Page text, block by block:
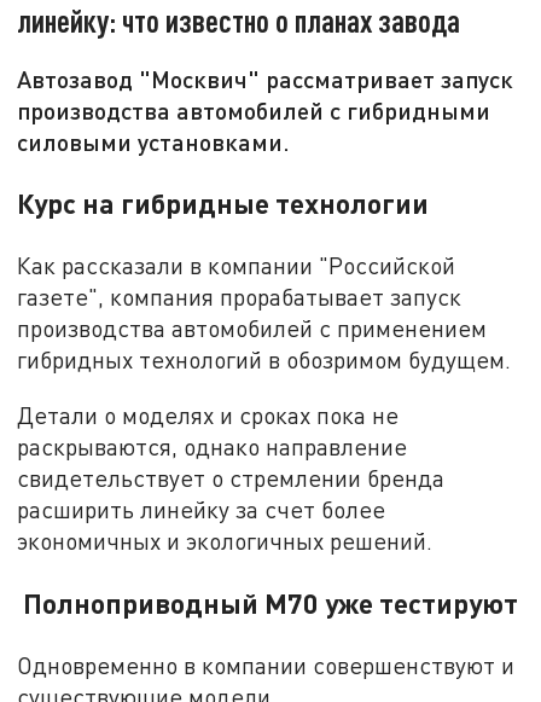
линейку: что известно о планах завода
Автозавод "Москвич" рассматривает запуск
производства автомобилей с гибридными
силовыми установками.
Курс на гибридные технологии
Как рассказали в компании "Российской
газете", компания прорабатывает запуск
производства автомобилей с применением
гибридных технологий в обозримом будущем.
Детали о моделях и сроках пока не
раскрываются, однако направление
свидетельствует о стремлении бренда
расширить линейку за счет более
экономичных и экологичных решений.
Полноприводный М70 уже тестируют
Одновременно в компании совершенствуют и